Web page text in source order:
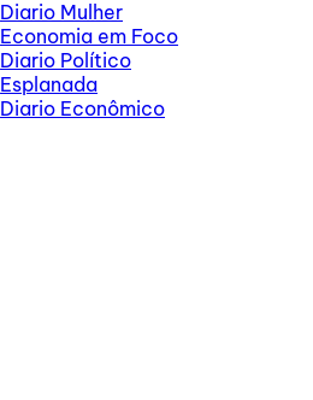
Diario Mulher
Economia em Foco
Diario Político
Esplanada
Diario Econômico